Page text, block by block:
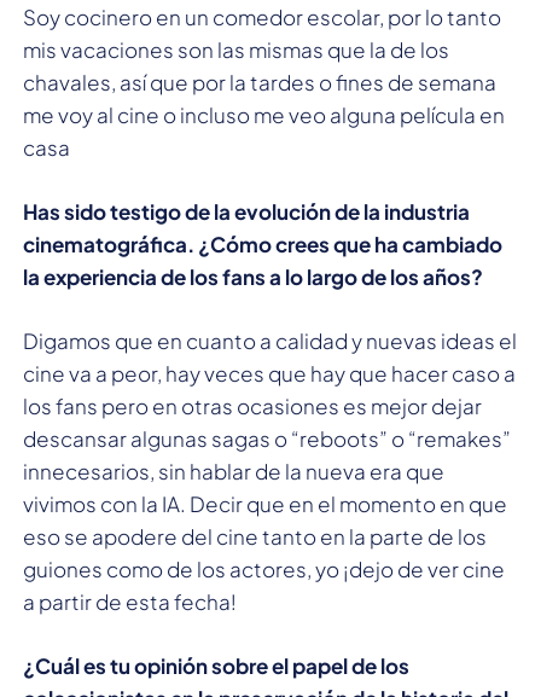
Soy cocinero en un comedor escolar, por lo tanto
mis vacaciones son las mismas que la de los
chavales, así que por la tardes o fines de semana
me voy al cine o incluso me veo alguna película en
casa
Has sido testigo de la evolución de la industria
cinematográfica. ¿Cómo crees que ha cambiado
la experiencia de los fans a lo largo de los años?
Digamos que en cuanto a calidad y nuevas ideas el
cine va a peor, hay veces que hay que hacer caso a
los fans pero en otras ocasiones es mejor dejar
descansar algunas sagas o “reboots” o “remakes”
innecesarios, sin hablar de la nueva era que
vivimos con la IA. Decir que en el momento en que
eso se apodere del cine tanto en la parte de los
guiones como de los actores, yo ¡dejo de ver cine
a partir de esta fecha!
¿Cuál es tu opinión sobre el papel de los